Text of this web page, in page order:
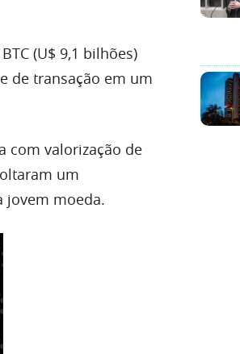
(U$ 9,1 bilhões)
de transação em um
com valorização de
um
jovem moeda.